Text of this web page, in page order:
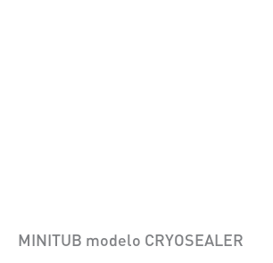
MINITUB modelo CRYOSEALER